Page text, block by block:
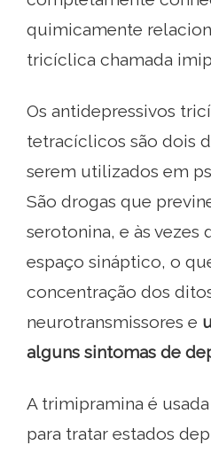
quimicamente
tricíclica chamada
Os antidepressivos
tetracíclicos são dois
serem utilizados em
São drogas que
serotonina, e às vezes
espaço sináptico, o
concentração dos
neurotransmissores e
alguns sintomas de
A trimipramina é
para tratar estados